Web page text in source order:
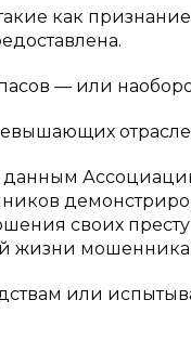
как
— или
своих
жизни мошенника:
или